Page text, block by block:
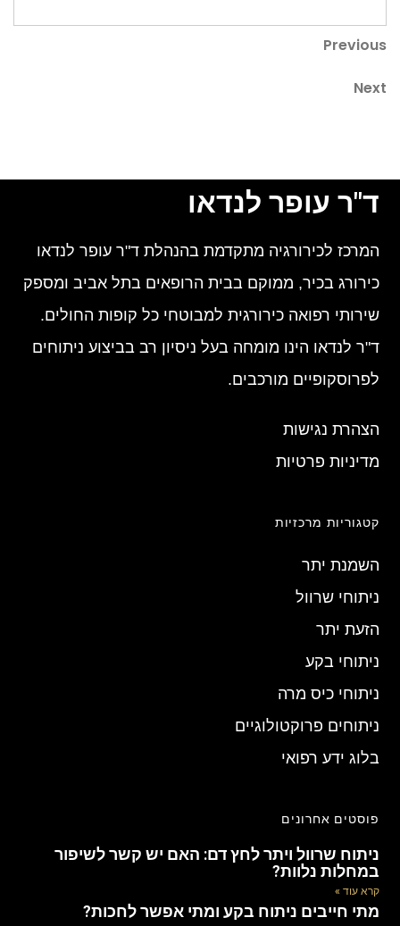
Previous
Next
ד"ר עופר לנדאו
המרכז לכירורגיה מתקדמת בהנהלת ד"ר עופר לנדאו
כירורג בכיר, ממוקם בבית הרופאים בתל אביב ומספק
שירותי רפואה כירורגית למבוטחי כל קופות החולים.
ד"ר לנדאו הינו מומחה בעל ניסיון רב בביצוע ניתוחים
לפרוסקופיים מורכבים.
הצהרת נגישות
מדיניות פרטיות
קטגוריות מרכזיות
השמנת יתר
ניתוחי שרוול
הזעת יתר
ניתוחי בקע
ניתוחי כיס מרה
ניתוחים פרוקטולוגיים
בלוג ידע רפואי
פוסטים אחרונים
ניתוח שרוול ויתר לחץ דם: האם יש קשר לשיפור
במחלות נלוות?
קרא עוד »
מתי חייבים ניתוח בקע ומתי אפשר לחכות?